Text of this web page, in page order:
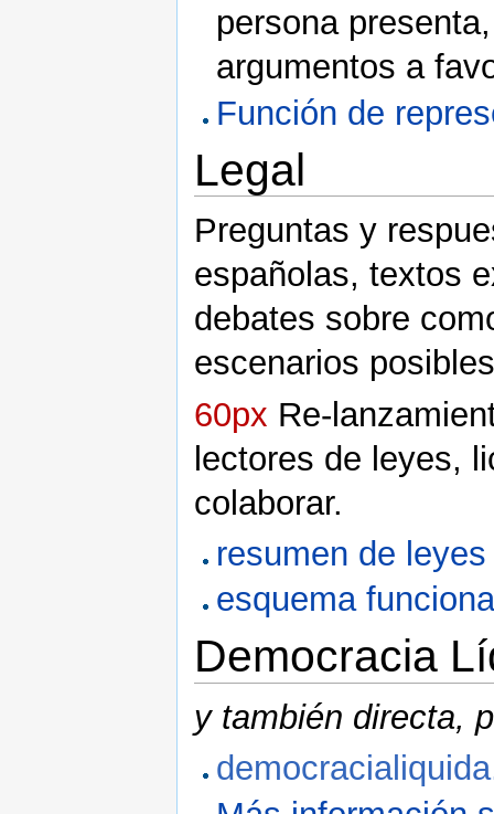
persona
argumentos a
Función de
Legal
Preguntas y
españolas, textos
debates sobre
escenarios
60px Re-
lectores de leyes,
colaborar.
resumen de
esquema
Democracia
y también directa,